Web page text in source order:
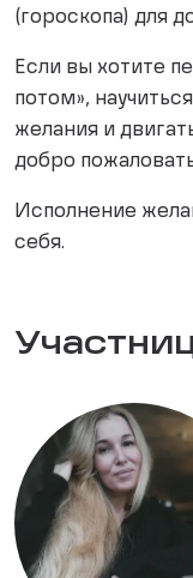
(гороскопа) для
Если вы хотите
потом»,
желания и
добро
Исполнение
себя.